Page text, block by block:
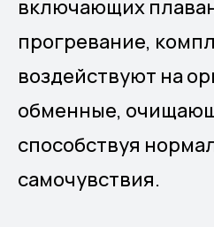
включающих
прогревание,
воздействуют на
обменные,
способствуя
самочувствия.